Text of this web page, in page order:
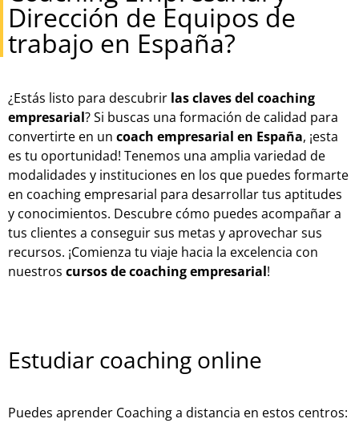
Dirección de Equipos de
trabajo en España?
¿Estás listo para descubrir las claves del coaching
empresarial? Si buscas una formación de calidad para
convertirte en un coach empresarial en España, ¡esta
es tu oportunidad! Tenemos una amplia variedad de
modalidades y instituciones en los que puedes formarte
en coaching empresarial para desarrollar tus aptitudes
y conocimientos. Descubre cómo puedes acompañar a
tus clientes a conseguir sus metas y aprovechar sus
recursos. ¡Comienza tu viaje hacia la excelencia con
nuestros cursos de coaching empresarial!
Estudiar coaching online
Puedes aprender Coaching a distancia en estos centros: